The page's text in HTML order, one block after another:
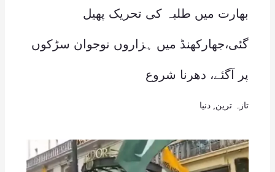
بھارت میں طلبہ کی تحریک پھیل
گئی،جھارکھنڈ میں ہزاروں نوجوان سڑکوں
پر آگئے، دھرنا شروع
تازہ ترین دنیا